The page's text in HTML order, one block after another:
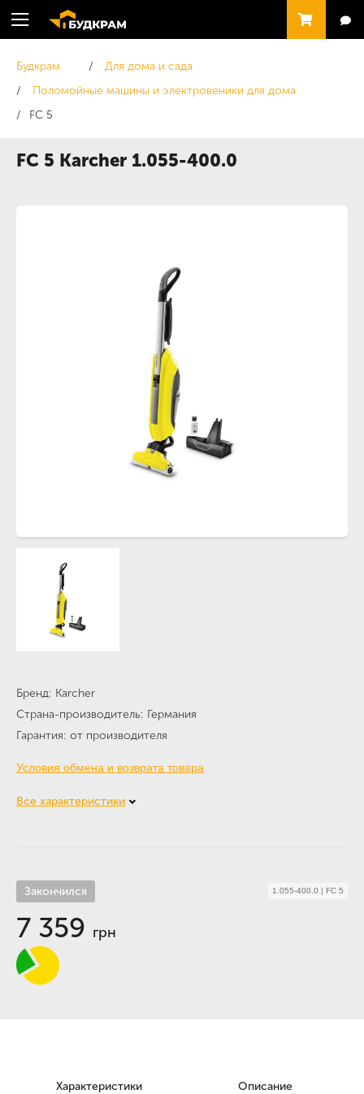
Будкрам
Для дома и сада
Поломойные машины и электровеники для дома
FC 5
FC 5 Karcher 1.055-400.0
Бренд Karcher
Страна-производитель Германия
Гарантия от производителя
Условия обмена и возврата товара
Все характеристики
Закончился 1.055-400.0 | FC 5
7 359 грн
Характеристики Описание